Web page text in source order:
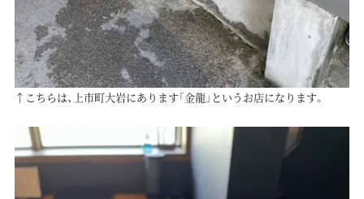
↑こちらは、上市町大岩にあります「金龍」というお店になります。